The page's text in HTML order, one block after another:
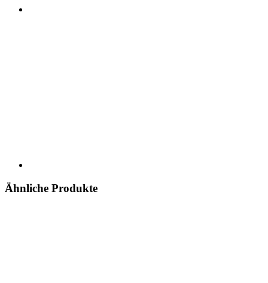
Ähnliche Produkte